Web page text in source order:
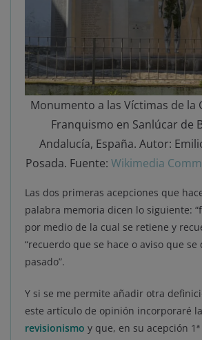
Monumento a las Víctimas de la
Franquismo en Sanlúcar de
Andalucía, España. Autor:
Posada. Fuente: Wikimedia
Las dos primeras acepciones que
palabra memoria dicen lo siguiente:
por medio de la cual se retiene y
“recuerdo que se hace o aviso que se
pasado”.
Y si se me permite añadir otra
este artículo de opinión incorporaré
revisionismo y que, en su acepción